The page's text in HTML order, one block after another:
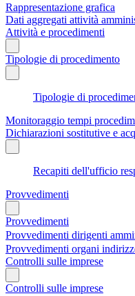
Rappresentazione grafica
Dati aggregati attività
Attività e procedimenti
Tipologie di procedimento
Tipologie di
Monitoraggio tempi
Dichiarazioni sostitutive e
Recapiti dell'ufficio
Provvedimenti
Provvedimenti
Provvedimenti dirigenti
Provvedimenti organi
Controlli sulle imprese
Controlli sulle imprese